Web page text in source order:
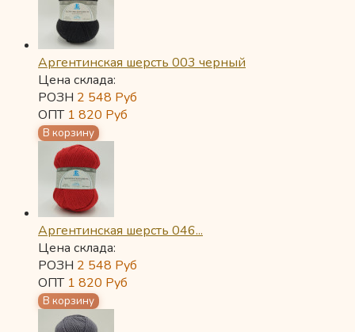
Аргентинская шерсть 003 черный
Цена склада:
РОЗН 2 548 Руб
ОПТ 1 820 Руб
Аргентинская шерсть 046...
Цена склада:
РОЗН 2 548 Руб
ОПТ 1 820 Руб